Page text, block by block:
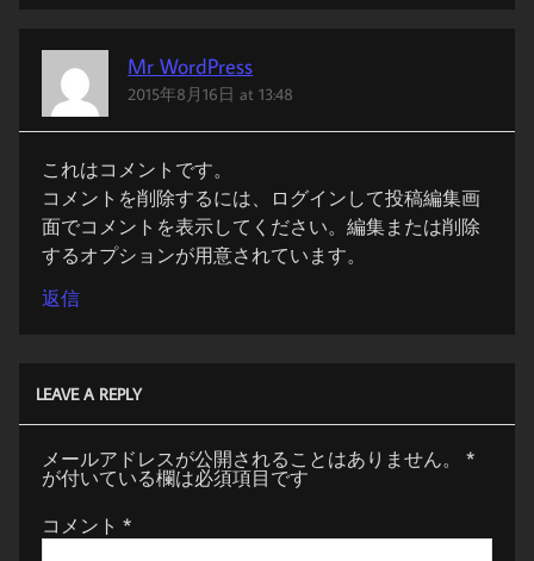
Mr WordPress
2015年8月16日 at 13:48
これはコメントです。
コメントを削除するには、ログインして投稿編集画
面でコメントを表示してください。編集または削除
するオプションが用意されています。
返信
LEAVE A REPLY
メールアドレスが公開されることはありません。
*
が付いている欄は必須項目です
コメント*